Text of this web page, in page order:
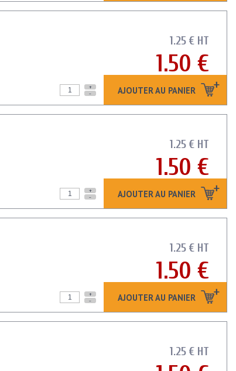
1.25 € HT
1.50 €
AJOUTER AU PANIER
+
-
1.25 € HT
1.50 €
AJOUTER AU PANIER
+
-
1.25 € HT
1.50 €
AJOUTER AU PANIER
+
-
1.25 € HT